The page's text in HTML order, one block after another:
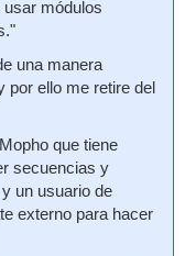
módulos
una manera
por ello me retire del
que tiene
secuencias y
un usuario de
externo para hacer